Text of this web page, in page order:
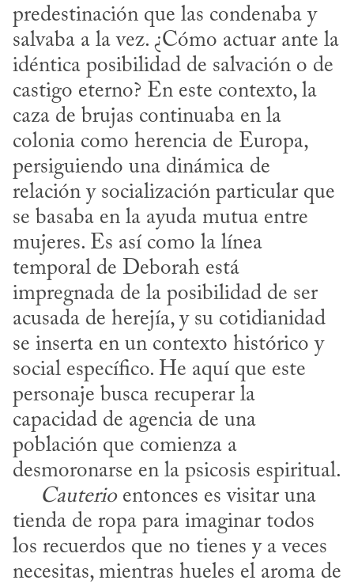
predestinación que las condenaba y
salvaba a la vez. ¿Cómo actuar ante la
idéntica posibilidad de salvación o de
castigo eterno? En este contexto, la
caza de brujas continuaba en la
colonia como herencia de Europa,
persiguiendo una dinámica de
relación y socialización particular que
se basaba en la ayuda mutua entre
mujeres. Es así como la línea
temporal de Deborah está
impregnada de la posibilidad de ser
acusada de herejía, y su cotidianidad
se inserta en un contexto histórico y
social específico. He aquí que este
personaje busca recuperar la
capacidad de agencia de una
población que comienza a
desmoronarse en la psicosis espiritual.
Cauterio entonces es visitar una
tienda de ropa para imaginar todos
los recuerdos que no tienes y a veces
necesitas, mientras hueles el aroma de